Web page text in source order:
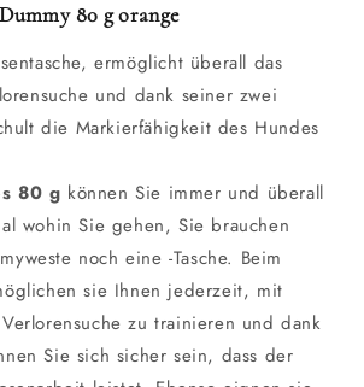
80 g orange
ermöglicht überall das
und dank seiner zwei
die Markierfähigkeit des Hundes
80 g können Sie immer und überall
wohin Sie gehen, Sie brauchen
noch eine -Tasche. Beim
sie Ihnen jederzeit, mit
zu trainieren und dank
Sie sich sicher sein, dass der